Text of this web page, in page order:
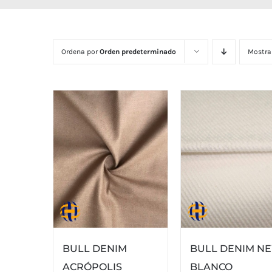
Ordena porOrden predeterminado
BULL DENIM
ACRÓPOLIS
BULL DENIM
BLANCO